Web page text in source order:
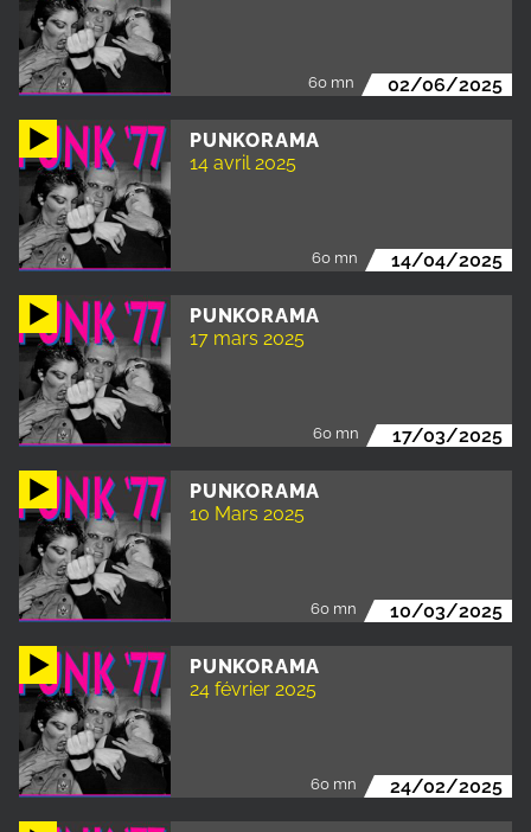
60 mn 02/06/2025
PUNKORAMA
14 avril 2025
60 mn 14/04/2025
PUNKORAMA
17 mars 2025
60 mn 17/03/2025
PUNKORAMA
10 Mars 2025
60 mn 10/03/2025
PUNKORAMA
24 février 2025
60 mn 24/02/2025